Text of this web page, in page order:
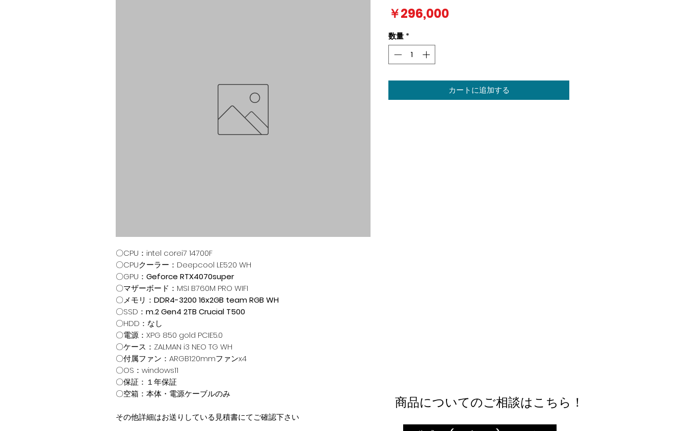
〇CPU： intel corei7 14700F
〇CPUクーラー：Deepcool LE520 WH
〇GPU： Geforce RTX4070super
〇マザーボード： MSI B760M PRO WIFI
〇メモリ： DDR4-3200 16x2GB team RGB WH
〇SSD： m.2 Gen4 2TB Crucial T500
〇HDD： なし
〇電源：XPG 850 gold PCIE5.0
〇ケース： ZALMAN i3 NEO TG WH
〇付属ファン：ARGB120mmファンx4
〇OS： windows11
〇保証： １年保証
〇空箱：本体・電源ケーブルのみ
その他詳細はお送りしている見積書にてご確認下さい
￥296,000価
数量 *
カートに追加する
商品についてのご相談はこちら！